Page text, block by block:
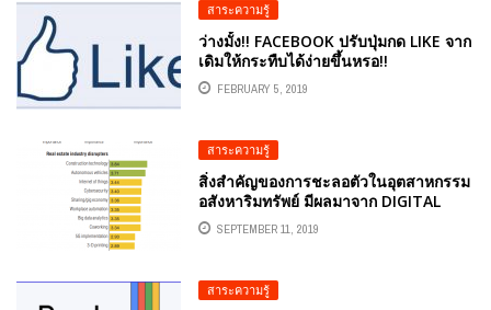
สาระความรู้
ว่างมั้ง!! FACEBOOK ปรับปุ่มกด LIKE จาก
เดิมให้กระทืบได้ง่ายขึ้นหรอ!!
FEBRUARY 5, 2019
สาระความรู้
สิ่งสำคัญของการชะลอตัวในอุตสาหกรรม
อสังหาริมทรัพย์ มีผลมาจาก DIGITAL
DISRUPTIONS
SEPTEMBER 11, 2019
สาระความรู้